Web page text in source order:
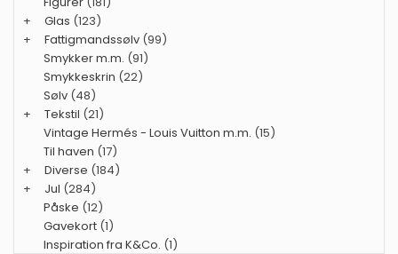
+
Glas (123)
+
Fattigmandssølv (99)
Smykker m.m. (91)
Smykkeskrin (22)
Sølv (48)
+
Tekstil (21)
Vintage Hermés - Louis Vuitton m.m. (15)
Til haven (17)
+
Diverse (184)
+
Jul (284)
Påske (12)
Gavekort (1)
Inspiration fra K&Co. (1)